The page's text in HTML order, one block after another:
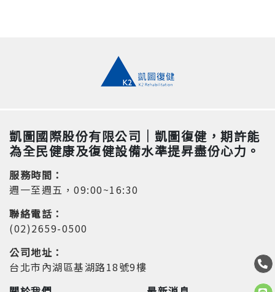
凱圖國際股份有限公司｜凱圖復健，期許能
為全民健康及復健設備水準提昇盡份心力。
服務時間：
週一至週五，09:00~16:30
聯絡電話：
(02)2659-0500
公司地址：
台北市內湖區基湖路18號9樓